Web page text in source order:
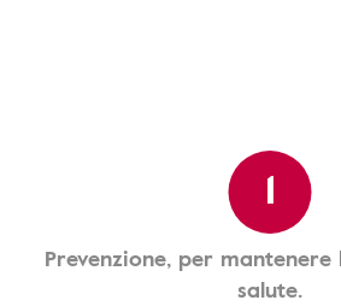
1
Prevenzione, per
salute.